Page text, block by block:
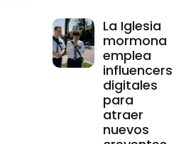
La Iglesia
mormona
emplea
influencers
digitales
para
atraer
nuevos